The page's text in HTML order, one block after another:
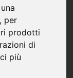
, per
prodotti
di
più